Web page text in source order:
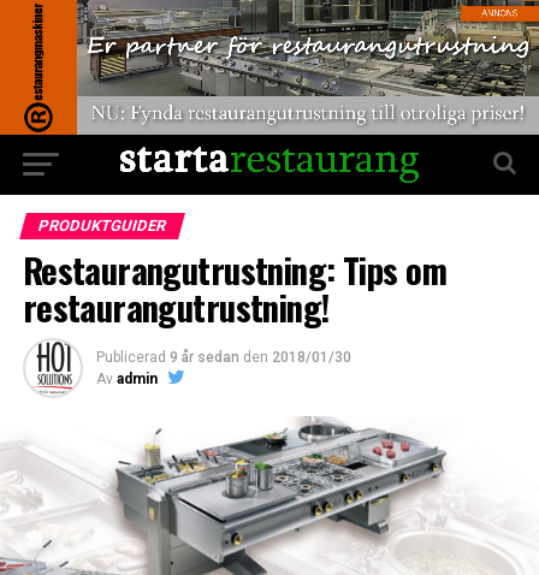
PRODUKTGUIDER
Restaurangutrustning: Tips om
restaurangutrustning!
Publicerad 9 år sedan den 2018/01/30
Av admin